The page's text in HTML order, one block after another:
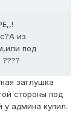
из
под
заглушка
стороны под
у админа купил.